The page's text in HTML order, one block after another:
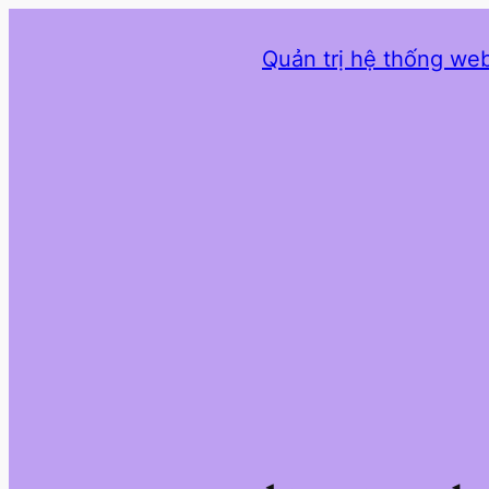
Quản trị hệ thống